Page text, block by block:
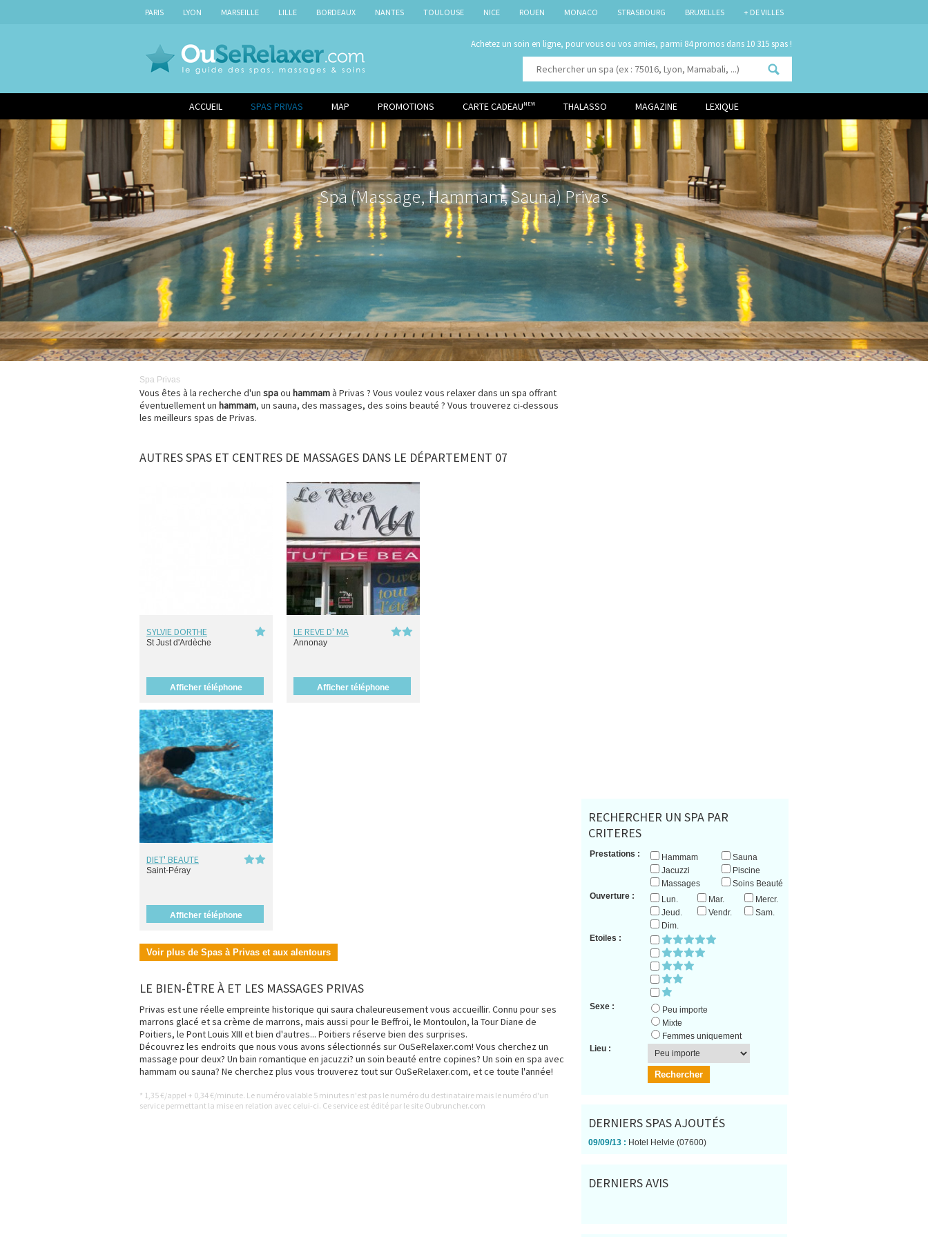
PARIS LYON MARSEILLE LILLE BORDEAUX NANTES TOULOUSE NICE ROUEN MONACO STRASBOURG BRUXELLES + DE VILLES
Achetez un soin en ligne, pour vous ou vos amies, parmi 84 promos dans 10 315 spas !
ACCUEIL SPAS PRIVAS MAP PROMOTIONS CARTE CADEAU NEW THALASSO MAGAZINE LEXIQUE
Spa (Massage, Hammam, Sauna) Privas
Spa Privas
Vous êtes à la recherche d'un spaou hammamà Privas ? Vous voulez vous relaxer dans un spa offrant
éventuellement un hammam, un sauna, des massages, des soins beauté ? Vous trouverez ci-dessous
les meilleurs spas de Privas.
AUTRES SPAS ET CENTRES DE MASSAGES DANS LE DÉPARTEMENT 07
SYLVIE DORTHE
St Just d'Ardèche
Afficher téléphone
LE REVE D' MA
Annonay
Afficher téléphone
DIET' BEAUTE
Saint-Péray
Afficher téléphone
Voir plus de Spas à Privas et aux alentours
LE BIEN-ÊTRE À ET LES MASSAGES PRIVAS
Privas est une réelle empreinte historique qui saura chaleureusement vous accueillir. Connu pour ses
marrons glacé et sa crème de marrons, mais aussi pour le Beffroi, le Montoulon, la Tour Diane de
Poitiers, le Pont Louis XIII et bien d'autres... Poitiers réserve bien des surprises.
Découvrez les endroits que nous vous avons sélectionnés sur OuSeRelaxer.com! Vous cherchez un
massage pour deux? Un bain romantique en jacuzzi? un soin beauté entre copines? Un soin en spa avec
hammam ou sauna? Ne cherchez plus vous trouverez tout sur OuSeRelaxer.com, et ce toute l'année!
* 1,35 €/appel + 0,34 €/minute. Le numéro valable 5 minutes n'est pas le numéro du destinataire mais le numéro d'un
service permettant la mise en relation avec celui-ci. Ce service est édité par le site Oubruncher.com
RECHERCHER UN SPA PAR
CRITERES
Prestations : Hammam
Sauna
Jacuzzi
Piscine
Massages
Soins Beauté
Ouverture :
Lun. Mar.
Mercr.
Jeud.
Vendr.
Sam.
Dim.
Etoiles :
Sexe :
Peu importe
Mixte
Femmes uniquement
Lieu :
DERNIERS SPAS AJOUTÉS
09/09/13 : Hotel Helvie (07600)
DERNIERS AVIS